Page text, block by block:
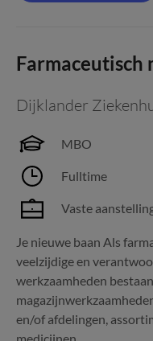
Farmaceutisch
Dijklander
MBO
Fulltime
Vaste
Je nieuwe baan Als
veelzijdige en
werkzaamheden
en/of afdelingen,